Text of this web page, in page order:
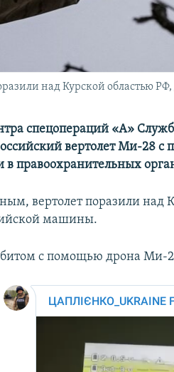
над Курской областью
спецопераций «А»
вертолет Ми-28
в правоохранительных
вертолет поразили над
машины.
с помощью дрона Ми-